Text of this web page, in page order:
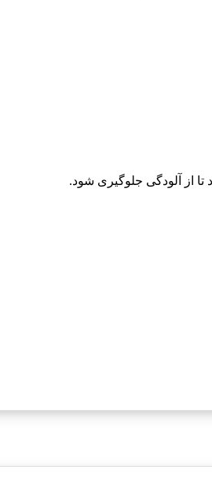
از آلودگی جلوگیری شود.